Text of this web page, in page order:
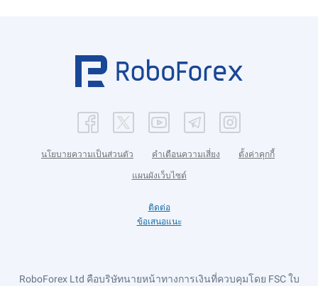
นโยบายความเป็นส่วนตัว คำเตือนความเสี่ยง ตั้งค่าคุกกี้
แผนผังเว็บไซต์
ติดต่อ
ข้อเสนอแนะ
RoboForex Ltd คือบริษัทนายหน้าทางการเงินที่ควบคุมโดย FSC ใบ